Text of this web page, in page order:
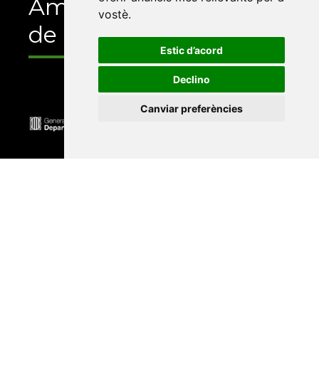
vostè.
Estic d’acord
Declino
Canviar preferències
Amb el suport
de